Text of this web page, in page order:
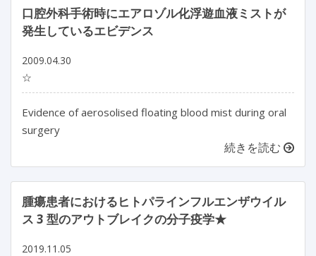
口腔外科手術時にエアロゾル化浮遊血液ミストが
発生しているエビデンス
2009.04.30
☆
Evidence of aerosolised floating blood mist during oral
surgery
続きを読む
腫瘍患者におけるヒトパラインフルエンザウイル
ス 3 型のアウトブレイクの分子疫学★
2019.11.05